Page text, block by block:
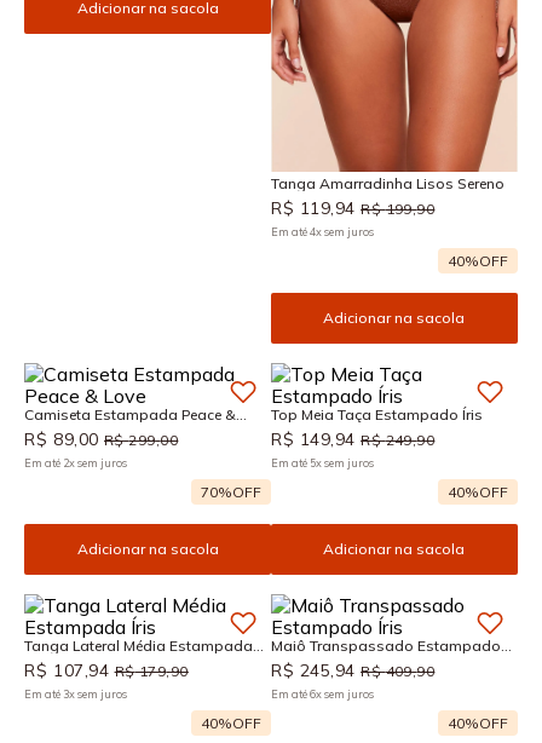
Adicionar na sacola
Tanga Amarradinha Lisos Sereno
R$ 119,94 R$ 199,90
Em até4xsem juros
40%OFF
Adicionar na sacola
Camiseta Estampada Peace &
Love
R$ 89,00 R$ 299,00
Em até 2xsem juros
70%OFF
Adicionar na sacola
Top Meia Taça Estampado Íris
R$ 149,94 R$ 249,90
Em até 5xsem juros
40%OFF
Adicionar na sacola
Tanga Lateral Média Estampada
Íris
R$ 107,94 R$ 179,90
Em até 3xsem juros
40%OFF
Maiô Transpassado Estampado
Íris
R$ 245,94 R$ 409,90
Em até6xsem juros
40%OFF